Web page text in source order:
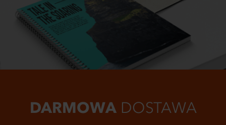
DARMOWA DOSTAWA